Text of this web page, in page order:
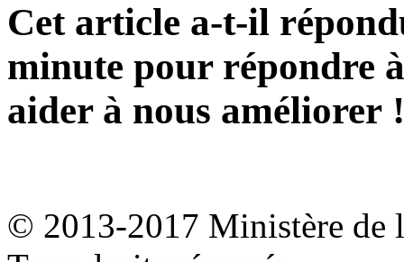
Cet article a-t-il
minute pour répondre
aider à nous améliorer !
© 2013-2017 Ministère de